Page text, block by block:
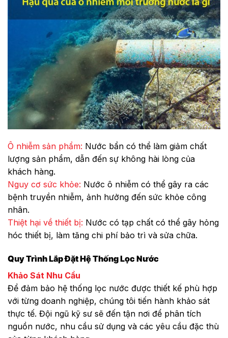
Ô nhiễm sản phẩm: Nước bẩn có thể làm giảm chất
lượng sản phẩm, dẫn đến sự không hài lòng của
khách hàng.
Nguy cơ sức khỏe: Nước ô nhiễm có thể gây ra các
bệnh truyền nhiễm, ảnh hưởng đến sức khỏe công
nhân.
Thiệt hại về thiết bị: Nước có tạp chất có thể gây hỏng
hóc thiết bị, làm tăng chi phí bảo trì và sửa chữa.
Quy Trình Lắp Đặt Hệ Thống Lọc Nước
Khảo Sát Nhu Cầu
Để đảm bảo hệ thống lọc nước được thiết kế phù hợp
với từng doanh nghiệp, chúng tôi tiến hành khảo sát
thực tế. Đội ngũ kỹ sư sẽ đến tận nơi để phân tích
nguồn nước, nhu cầu sử dụng và các yêu cầu đặc thù